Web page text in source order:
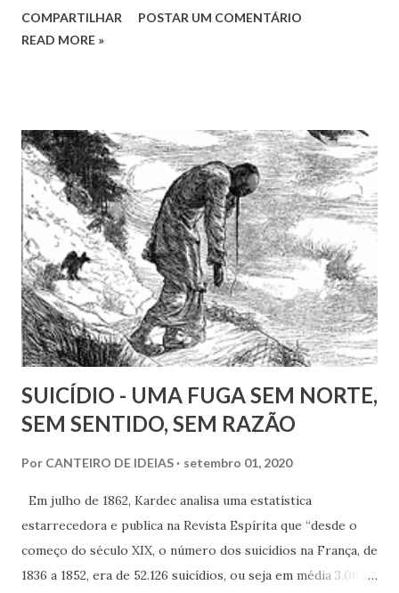
pela revolução moral proposta pelo Espiritismo para além
do materialismo.
COMPARTILHAR
POSTAR UM COMENTÁRIO
READ MORE »
SUICÍDIO - UMA FUGA SEM NORTE,
SEM SENTIDO, SEM RAZÃO
Por CANTEIRO DE IDEIAS setembro 01, 2020
Em julho de 1862, Kardec analisa uma estatística
estarrecedora e publica na Revista Espírita que “desde o
começo do século XIX, o número dos suicídios na França, de
1836 a 1852, era de 52.126 suicídios, ou seja em média 3.066